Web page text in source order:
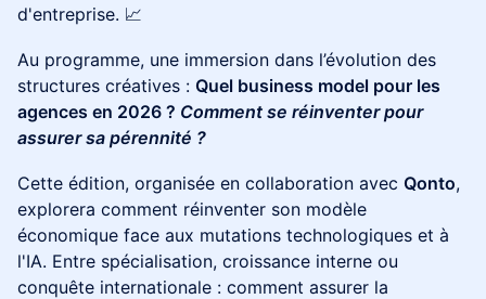
d'entreprise. 📈
Au programme, une immersion dans l’évolution des
structures créatives : Quel business model pour les
agences en 2026 ? Comment se réinventer pour
assurer sa pérennité ?
Cette édition, organisée en collaboration avec Qonto,
explorera comment réinventer son modèle
économique face aux mutations technologiques et à
l'IA. Entre spécialisation, croissance interne ou
conquête internationale : comment assurer la